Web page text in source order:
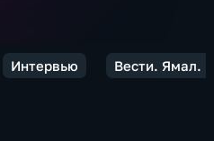
Интервью Вести. Ямал.